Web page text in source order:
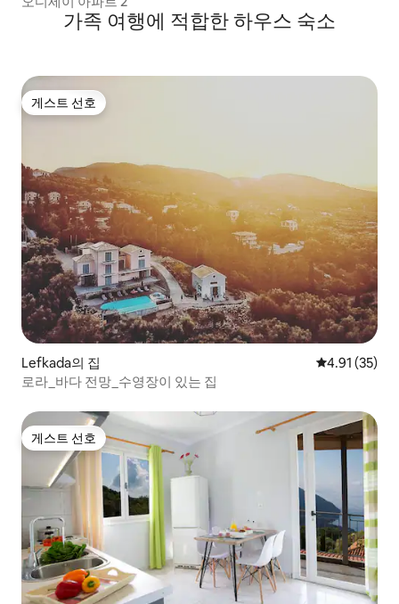
가족 여행에 적합한 하우스 숙소
게스트 선호
게스트 선호
Lefkada의 집 평점 4.91점
4.91 (35)
로라_바다 전망_수영장이 있는 집
게스트 선호
게스트 선호